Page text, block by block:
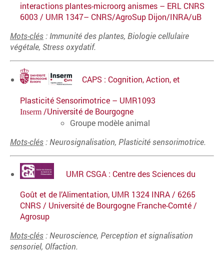
interactions plantes-microorg anismes – ERL CNRS
6003 / UMR 1347– CNRS/AgroSup Dijon/INRA/uB
Mots-clés: Immunité des plantes, Biologie cellulaire
végétale, Stress oxydatif.
CAPS : Cognition, Action, et
Plasticité Sensorimotrice – UMR1093
Inserm /Université de Bourgogne
Groupe modèle animal
Mots-clés: Neurosignalisation, Plasticité sensorimotrice.
UMR CSGA : Centre des Sciences du
Goût et de l’Alimentation, UMR 1324 INRA / 6265
CNRS / Université de Bourgogne Franche-Comté /
Agrosup
Mots-clés : Neuroscience, Perception et signalisation
sensoriel, Olfaction.